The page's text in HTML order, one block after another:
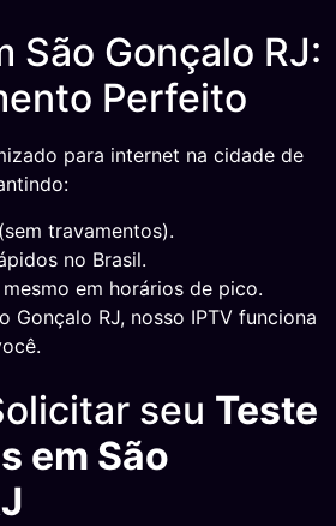
São Gonçalo RJ:
Perfeito
para internet na cidade de
travamentos).
no Brasil.
em horários de pico.
Gonçalo RJ, nosso IPTV funciona
seu Teste
em São